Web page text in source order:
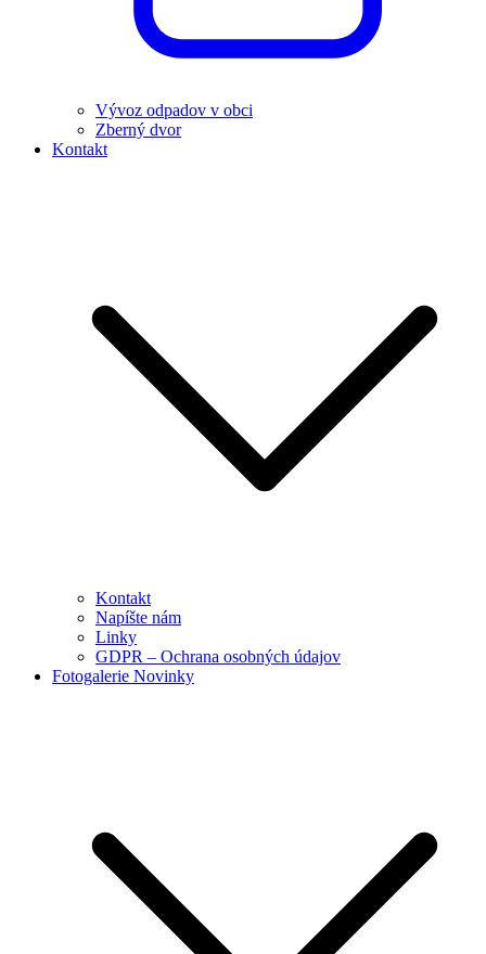
Vývoz odpadov v obci
Zberný dvor
Kontakt
Kontakt
Napíšte nám
Linky
GDPR – Ochrana osobných údajov
Fotogalerie Novinky